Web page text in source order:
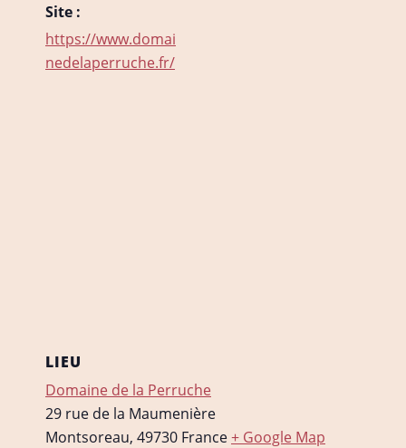
Site :
https://www.domai
nedelaperruche.fr/
LIEU
Domaine de la Perruche
29 rue de la Maumenière
Montsoreau, 49730 France+ Google Map